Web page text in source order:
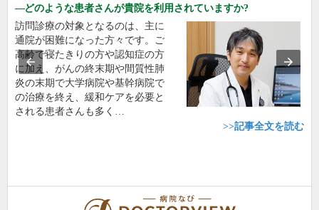
どのような患者さんが貴院を利用されていますか?
訪問診療の対象となるのは、主に
通院が困難になった方々です。ご
高齢で寝たきりの方や認知症の方
に加え、がんの終末期や間質性肺
炎の末期で大学病院や基幹病院で
の治療を終え、緩和ケアを必要と
される患者さんも多く…
>>記事全文を読む